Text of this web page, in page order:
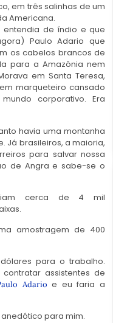
em três salinhas de um
Americana.
entendia de índio e que
Paulo Adario que
os cabelos brancos de
para a Amazônia nem
em Santa Teresa,
marqueteiro cansado
corporativo. Era
havia uma montanha
Já brasileiros, a maioria,
para salvar nossa
de Angra e sabe-se o
cerca de 4 mil
amostragem de 400
para o trabalho.
assistentes de
Adario e eu faria a
para mim.